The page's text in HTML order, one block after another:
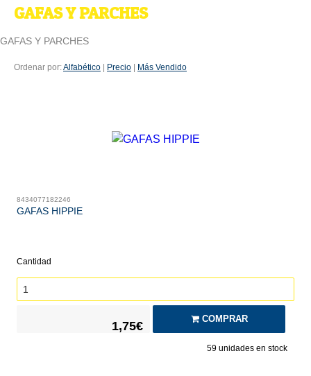
GAFAS Y PARCHES
GAFAS Y PARCHES
Ordenar por:Alfabético Precio Más Vendido
8434077182246
GAFAS HIPPIE
Cantidad
1,75€
COMPRAR
59unidades en stock